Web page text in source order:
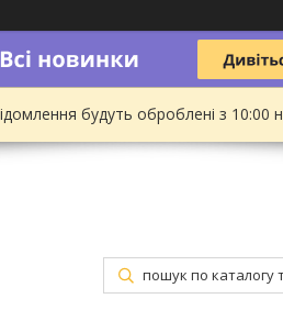
будуть оброблені з